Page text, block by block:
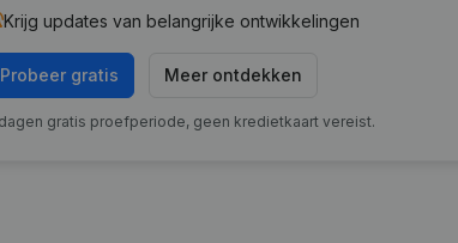
Krijg updates van belangrijke ontwikkelingen
Probeer gratis Meer ontdekken
gratis proefperiode, geen kredietkaart vereist.